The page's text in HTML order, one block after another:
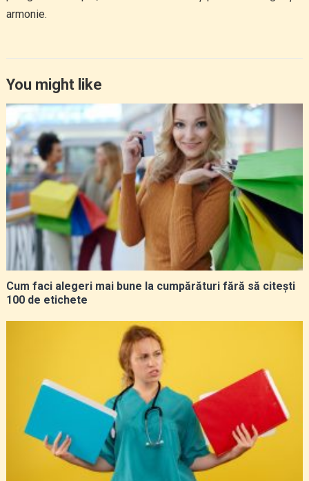
armonie.
You might like
Cum faci alegeri mai bune la cumpărături fără să citești
100 de etichete